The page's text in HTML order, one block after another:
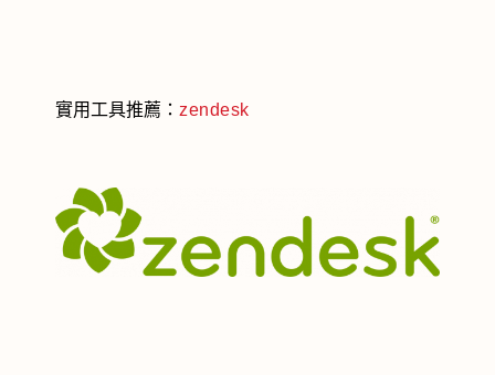
實用工具推薦： zendesk